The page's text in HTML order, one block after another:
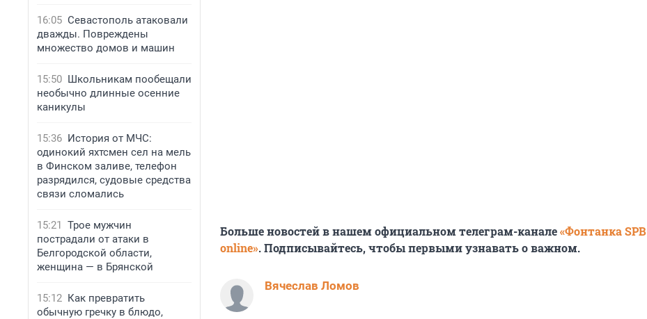
16:05 Севастополь атаковали
дважды. Повреждены
множество домов и машин
15:50 Школьникам пообещали
необычно длинные осенние
каникулы
15:36 История от МЧС:
одинокий яхтсмен сел на мель
в Финском заливе, телефон
разрядился, судовые средства
связи сломались
15:21 Трое мужчин
пострадали от атаки в
Белгородской области,
женщина — в Брянской
15:12 Как превратить
обычную гречку в блюдо,
Больше новостей в нашем официальном телеграм-канале«Фонтанка SPB
online». Подписывайтесь, чтобы первыми узнавать о важном.
Вячеслав Ломов